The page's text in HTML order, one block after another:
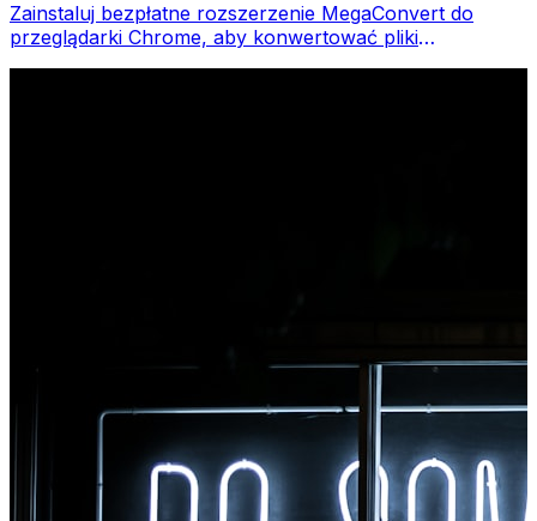
Zainstaluj bezpłatne rozszerzenie MegaConvert do
przeglądarki Chrome, aby konwertować pliki